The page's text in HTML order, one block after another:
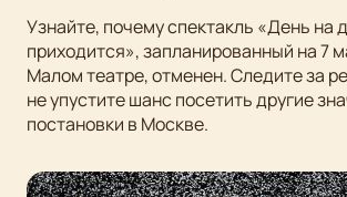
Узнайте, почему спектакль «День на
приходится», запланированный на 7
Малом театре, отменен. Следите за
не упустите шанс посетить другие
постановки в Москве.